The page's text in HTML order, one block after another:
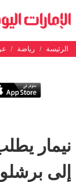
الرئيسة رياضة
نيمار
إلى